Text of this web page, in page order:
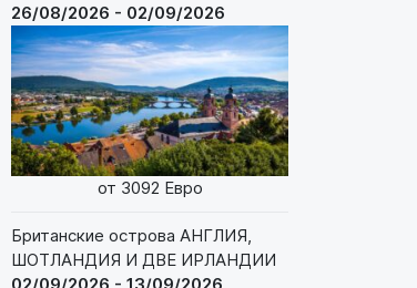
26/08/2026 - 02/09/2026
от 3092 Евро
Британские острова АНГЛИЯ,
ШОТЛАНДИЯ И ДВЕ ИРЛАНДИИ